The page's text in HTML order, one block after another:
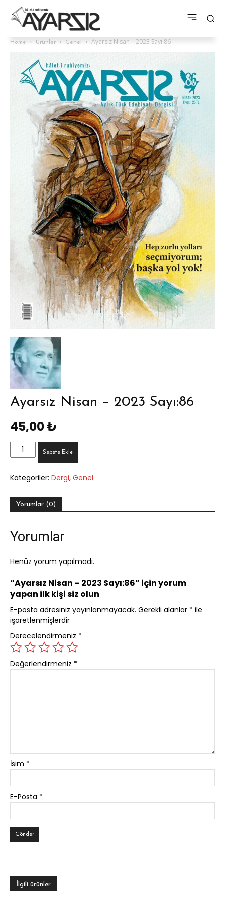
Home Ürünler Genel Ayarsız Nisan – 2023 Sayı:86
Ayarsız Nisan – 2023 Sayı:86
45,00₺
Ayarsız
Nisan
2023
adet
Sepete Ekle
Kategoriler: Dergi, Genel
Yorumlar (0)
Yorumlar
Henüz yorum yapılmadı.
“Ayarsız Nisan – 2023 Sayı:86” için yorum
yapan ilk kişi siz olun
E-posta adresiniz yayınlanmayacak. Gerekli alanlar * ile
işaretlenmişlerdir
Derecelendirmeniz *
Değerlendirmeniz *
İsim *
E-Posta *
İlgili ürünler